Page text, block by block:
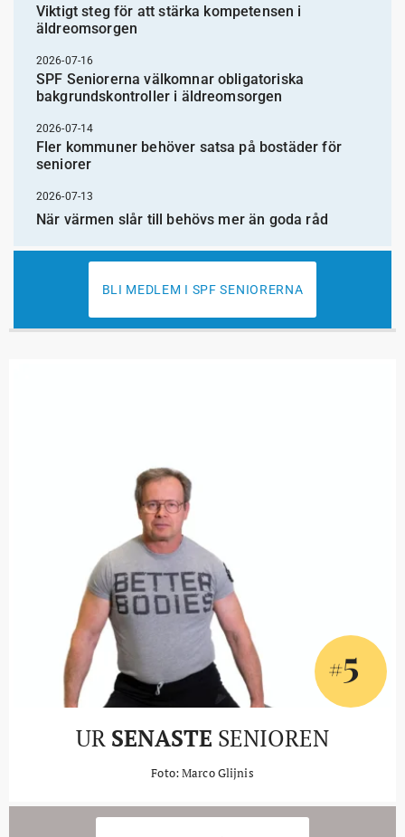
Viktigt steg för att stärka kompetensen i
äldreomsorgen
2026-07-16
SPF Seniorerna välkomnar obligatoriska
bakgrundskontroller i äldreomsorgen
2026-07-14
Fler kommuner behöver satsa på bostäder för
seniorer
2026-07-13
När värmen slår till behövs mer än goda råd
BLI MEDLEM I SPF SENIORERNA
#5
UR SENASTE SENIOREN
Foto: Marco Glijnis